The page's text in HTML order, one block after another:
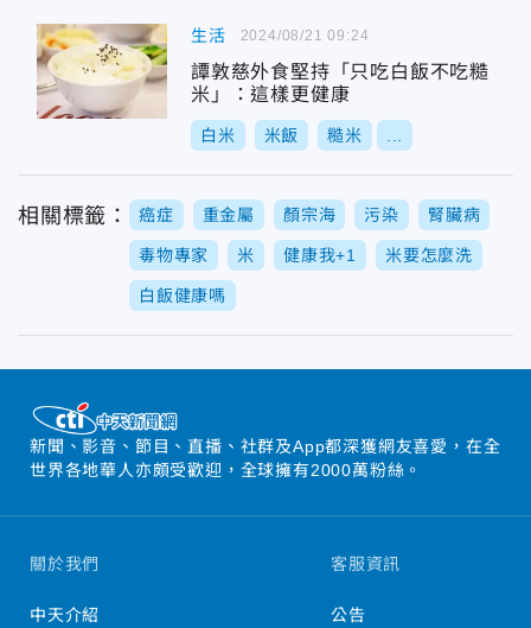
生活
譚敦慈外食堅持「只吃白飯不吃糙
米」：這樣更健康
白米 米飯 糙米
2024/08/21 09:24
相關標籤： 癌症 重金屬 顏宗海 污染 腎臟病
毒物專家 米 健康我+1 米要怎麼洗
白飯健康嗎
新聞、影音、節目、直播、社群及App都深獲網友喜愛，在全
世界各地華人亦頗受歡迎，全球擁有2000萬粉絲。
關於我們
中天介紹
客服資訊
公告